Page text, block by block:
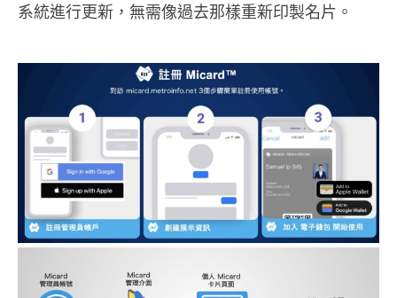
系統進行更新，無需像過去那樣重新印製名片。